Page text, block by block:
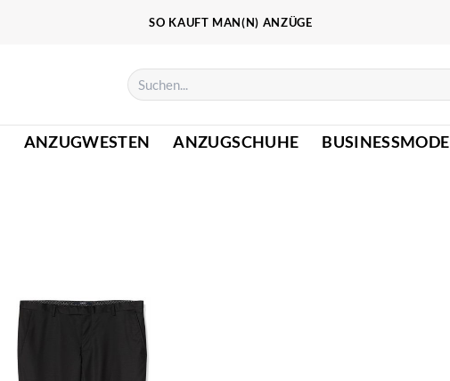
SO KAUFT MAN(N) ANZÜGE
Suchen
nach:
ANZUGWESTEN ANZUGSCHUHE BUSINESSMODE